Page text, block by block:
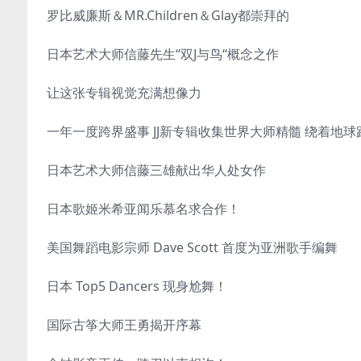
罗比威廉斯＆MR.Children＆Glay都崇拜的
日本艺术大师信藤先生“双J与鸟“概念之作
让这张专辑视觉充满想像力
一年一度跨界盛事 JJ新专辑收集世界大师精髓 绕着地球
日本艺术大师信藤三雄献出华人处女作
日本歌姬米希亚闻乐慕名求合作！
美国舞蹈电影宗师 Dave Scott 首度为亚洲歌手编舞
日本 Top5 Dancers 现身尬舞！
国际古筝大师王勇揭开序幕